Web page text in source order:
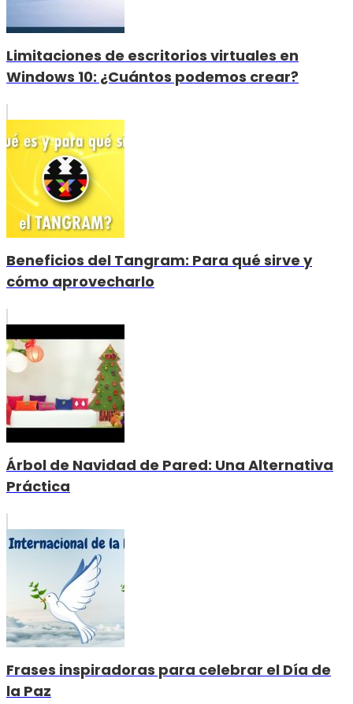
Limitaciones de escritorios virtuales en
Windows 10: ¿Cuántos podemos crear?
Beneficios del Tangram: Para qué sirve y
cómo aprovecharlo
Árbol de Navidad de Pared: Una Alternativa
Práctica
Frases inspiradoras para celebrar el Día de
la Paz